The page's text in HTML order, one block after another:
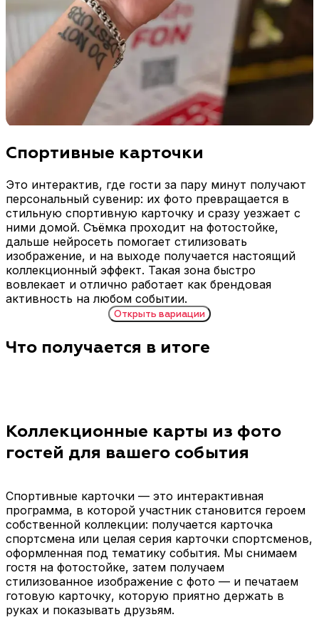
Спортивные карточки
Это интерактив, где гости за пару минут получают
персональный сувенир: их фото превращается в
стильную спортивную карточку и сразу уезжает с
ними домой. Съёмка проходит на фотостойке,
дальше нейросеть помогает стилизовать
изображение, и на выходе получается настоящий
коллекционный эффект. Такая зона быстро
вовлекает и отлично работает как брендовая
активность на любом событии.
Открыть вариации
Форматы интерактива: какие стили доступны
спорт-дизайн, акцент на
“матчевом” настроении
и ярком образе. Отлично
событиях и фан-
активностях, где людям
хочется быстрых
эмоций и узнаваемого
спортивного вайба.
характер. Этот формат
хорошо смотрится в
зимних концепциях, на
соревновательным
настроем.
Баскетбольный стиль
Стиль, который любит
яркие формы, графику и
Брендированный
Универсальный вариант,
когда важнее не
Что получается в итоге
Коллекционные карты из фото
гостей для вашего события
Спортивные карточки — это интерактивная
программа, в которой участник становится героем
собственной коллекции: получается карточка
спортсмена или целая серия карточки спортсменов,
оформленная под тематику события. Мы снимаем
гостя на фотостойке, затем получаем
стилизованное изображение с фото — и печатаем
готовую карточку, которую приятно держать в
руках и показывать друзьям.